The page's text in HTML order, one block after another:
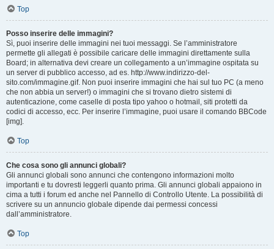
Top
Posso inserire delle immagini?
Sì, puoi inserire delle immagini nei tuoi messaggi. Se l’amministratore
permette gli allegati è possibile caricare delle immagini direttamente sulla
Board; in alternativa devi creare un collegamento a un’immagine ospitata su
un server di pubblico accesso, ad es. http://www.indirizzo-del-
sito.com/immagine.gif. Non puoi inserire immagini che hai sul tuo PC (a meno
che non abbia un server!) o immagini che si trovano dietro sistemi di
autenticazione, come caselle di posta tipo yahoo o hotmail, siti protetti da
codici di accesso, ecc. Per inserire l’immagine, puoi usare il comando BBCode
[img].
Top
Che cosa sono gli annunci globali?
Gli annunci globali sono annunci che contengono informazioni molto
importanti e tu dovresti leggerli quanto prima. Gli annunci globali appaiono in
cima a tutti i forum ed anche nel Pannello di Controllo Utente. La possibilità di
scrivere su un annuncio globale dipende dai permessi concessi
dall’amministratore.
Top